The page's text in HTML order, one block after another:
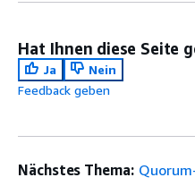
Hat Ihnen diese Seite
Ja
Nein
Feedback geben
Nächstes Thema: